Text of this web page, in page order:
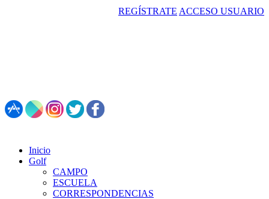
REGÍSTRATE ACCESO USUARIO
Inicio
Golf
CAMPO
ESCUELA
CORRESPONDENCIAS